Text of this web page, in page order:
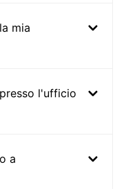
mia
l'ufficio
a